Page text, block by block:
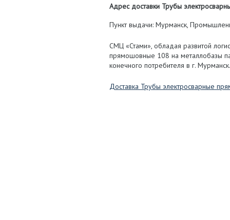
Адрес доставки Трубы
Пункт выдачи: Мурманск,
СМЦ «Стами», обладая развитой
прямошовные 108 на металлобазы
конечного потребителя в г. Мурманск.
Доставка Трубы электросварные